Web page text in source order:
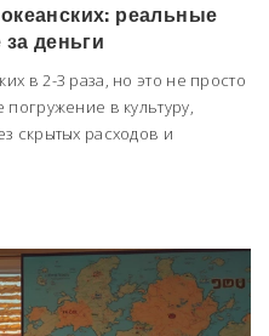
реальные
деньги
в 2-3 раза, но это не просто
в культуру,
скрытых расходов и